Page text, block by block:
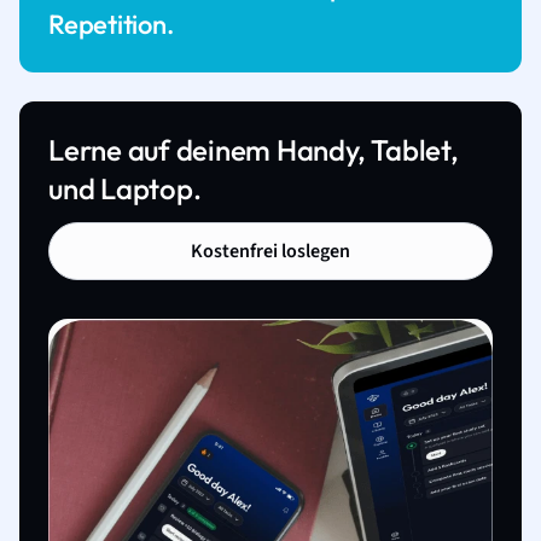
Repetition.
Lerne auf deinem Handy, Tablet,
und Laptop.
Kostenfrei loslegen